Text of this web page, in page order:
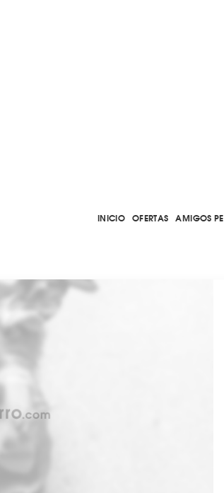
INICIO OFERTAS AMIGOS